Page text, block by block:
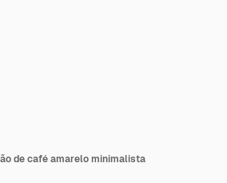
de café amarelo minimalista